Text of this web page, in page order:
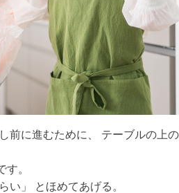
前に進むために、 テーブルの上
。
い」 とほめてあげる。